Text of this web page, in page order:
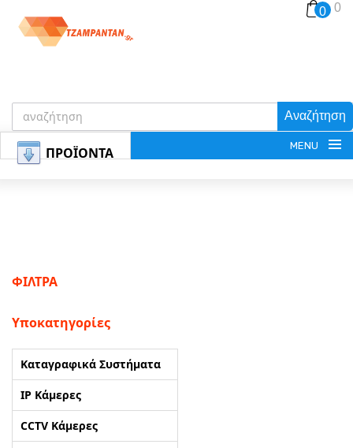
Αναζήτηση
0 0
ΠΡΟΪΟΝΤΑ MENU
ΑΡΧΙΚΗ
ΠΟΙΟΙ ΕΙΜΑΣΤΕ
ΦΙΛΤΡΑ
Υποκατηγορίες
Καταγραφικά Συστήματα
IP Κάμερες
CCTV Κάμερες